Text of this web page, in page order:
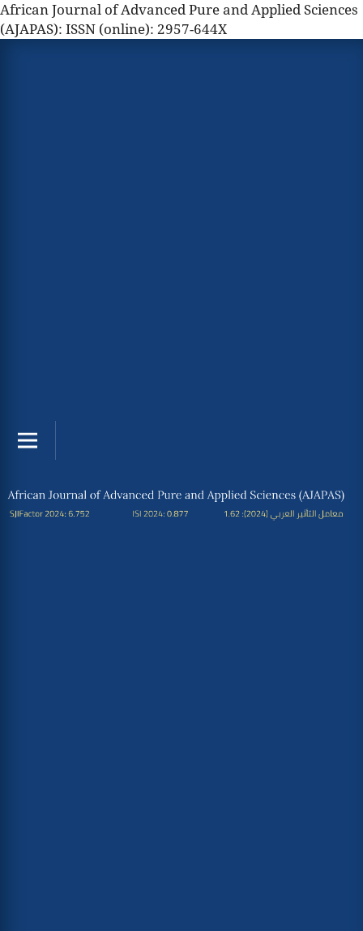
African Journal of Advanced Pure and Applied Sciences
(AJAPAS): ISSN (online): 2957-644X